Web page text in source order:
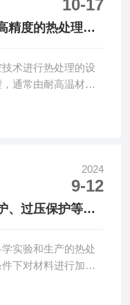
液晶显示屏和触摸
作者可...
10-17
精度的热处理效
术进行热处理的设
通常由耐高温材料
部还设有真空泵和
工件表面的污染和
导效率较高，工件
，从而实现快速加
提高金属材料的
2024
9-12
、过压保护等安
实验和生产的热处
下对材料进行加
放。通过电阻加热